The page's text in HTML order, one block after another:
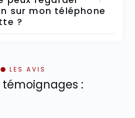
sur mon téléphone
?
LES AVIS
témoignages :